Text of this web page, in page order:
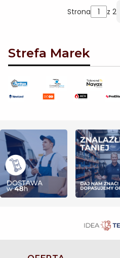
Strona z 2
Strefa Marek